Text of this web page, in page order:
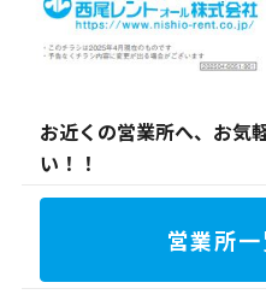
お近くの営業所へ、お気
い！！
営業所